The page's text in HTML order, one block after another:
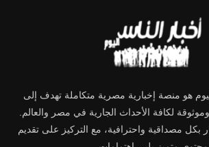
هو منصة إخبارية مصرية متكاملة تهدف إلى
لكافة الأحداث الجارية في مصر والعالم.
بكل مصداقية واحترافية، مع التركيز على تقديم